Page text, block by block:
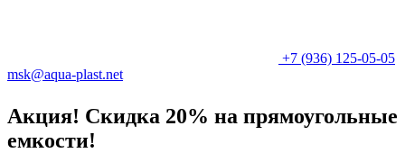
+7 (936) 125-05-05
msk@aqua-plast.net
Акция! Скидка 20% на прямоугольные
емкости!